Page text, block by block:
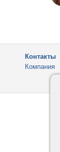
Контакты
Компания